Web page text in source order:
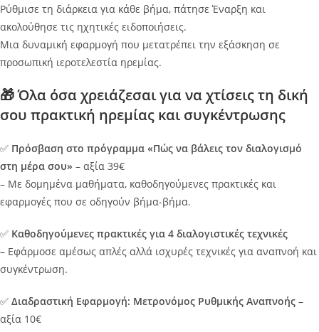
Ρύθμισε τη διάρκεια για κάθε βήμα, πάτησε Έναρξη και
ακολούθησε τις ηχητικές ειδοποιήσεις.
Μια δυναμική εφαρμογή που μετατρέπει την εξάσκηση σε
προσωπική ιεροτελεστία ηρεμίας.
🎁 Όλα όσα χρειάζεσαι για να χτίσεις τη δική
σου πρακτική ηρεμίας και συγκέντρωσης
✅ Πρόσβαση στο πρόγραμμα «Πώς να βάλεις τον διαλογισμό
στη μέρα σου» – αξία 39€
– Με δομημένα μαθήματα, καθοδηγούμενες πρακτικές και
εφαρμογές που σε οδηγούν βήμα-βήμα.
✅ Καθοδηγούμενες πρακτικές για 4 διαλογιστικές τεχνικές
– Εφάρμοσε αμέσως απλές αλλά ισχυρές τεχνικές για αναπνοή και
συγκέντρωση.
✅ Διαδραστική Εφαρμογή: Μετρονόμος Ρυθμικής Αναπνοής –
αξία 10€